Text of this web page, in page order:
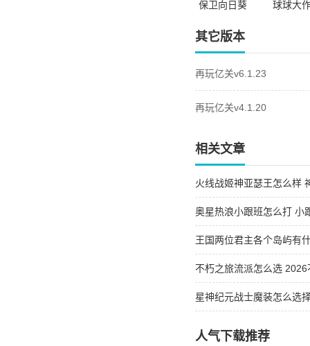
保卫向日葵
球球大
其它版本
再玩亿关v6.1.23
再玩亿关v4.1.20
相关文章
火线战姬神亚瑟王怎么样
奥星热浪小跟班怎么打 小
王国两位君主各个岛屿有
屿的异同
不朽之旅流派怎么选
星神纪元战士魔装怎么选
人气下载推荐